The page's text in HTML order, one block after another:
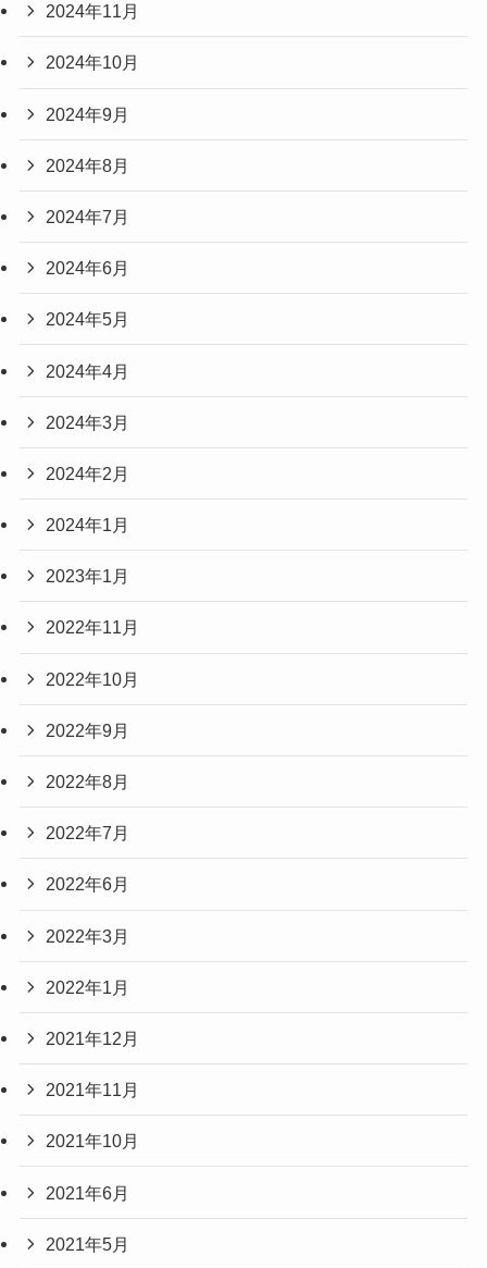
2024年11月
2024年10月
2024年9月
2024年8月
2024年7月
2024年6月
2024年5月
2024年4月
2024年3月
2024年2月
2024年1月
2023年1月
2022年11月
2022年10月
2022年9月
2022年8月
2022年7月
2022年6月
2022年3月
2022年1月
2021年12月
2021年11月
2021年10月
2021年6月
2021年5月